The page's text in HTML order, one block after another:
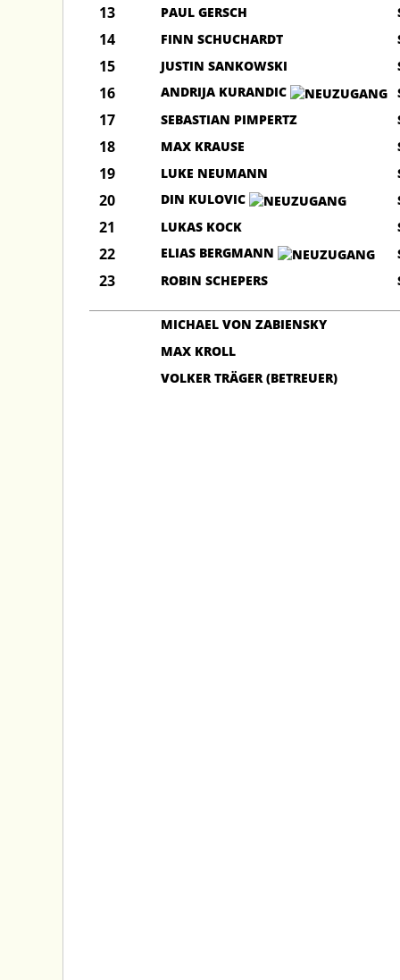
13 PAUL GERSCH
14 FINN SCHUCHARDT
15 JUSTIN SANKOWSKI
16 ANDRIJA KURANDIC
17 SEBASTIAN PIMPERTZ
18 MAX KRAUSE
19 LUKE NEUMANN
20 DIN KULOVIC
21 LUKAS KOCK
22 ELIAS BERGMANN
23 ROBIN SCHEPERS
MICHAEL VON ZABIENSKY
MAX KROLL
VOLKER TRÄGER (BETREUER)